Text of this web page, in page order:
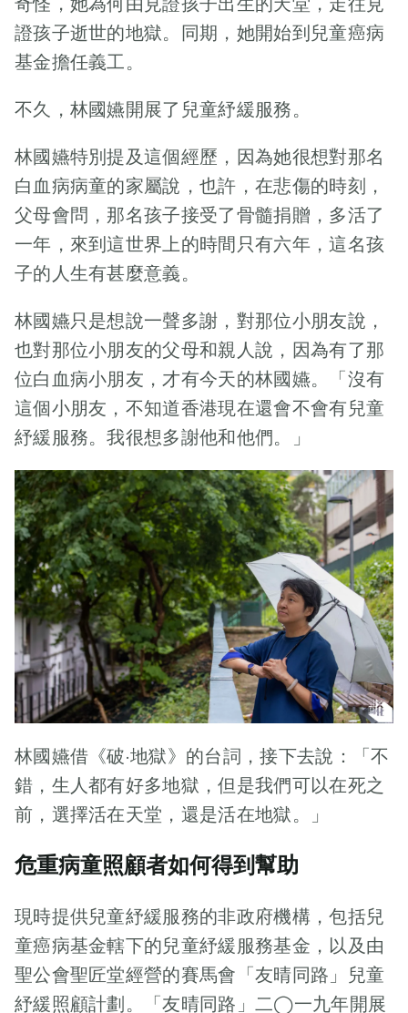
證孩子逝世的地獄。同期，她開始到兒童癌病
基金擔任義工。
不久，林國嬿開展了兒童紓緩服務。
林國嬿特別提及這個經歷，因為她很想對那名
白血病病童的家屬說，也許，在悲傷的時刻，
父母會問，那名孩子接受了骨髓捐贈，多活了
一年，來到這世界上的時間只有六年，這名孩
子的人生有甚麼意義。
林國嬿只是想說一聲多謝，對那位小朋友說，
也對那位小朋友的父母和親人說，因為有了那
位白血病小朋友，才有今天的林國嬿。「沒有
這個小朋友，不知道香港現在還會不會有兒童
紓緩服務。我很想多謝他和他們。」
林國嬿借《破·地獄》的台詞，接下去說：「不
錯，生人都有好多地獄，但是我們可以在死之
前，選擇活在天堂，還是活在地獄。」
危重病童照顧者如何得到幫助
現時提供兒童紓緩服務的非政府機構，包括兒
童癌病基金轄下的兒童紓緩服務基金，以及由
聖公會聖匠堂經營的賽馬會「友晴同路」兒童
紓緩照顧計劃。「友晴同路」二◯一九年開展
新聞稿
【紓緩童
仔突頭痛1
日後腦死
爺爺悲痛：
係我照顧得
佢唔好？
酒店舉行 米奇米
妮、醫護與社福
兒童癌病基金
年開設兒童紓緩
服務，是香港第
一間為晚期癌病
兒童及青少年提
供家居紓緩護理
服務的機構。為
療體系的服務間
隙，2018年成立
了兒童紓緩服務
基金(CPCF)，
致力將服務群延
伸至所有危重症
病童，為孩子和
家庭24/7全天候
地提供身、心、
社、靈的全人和
全方位的照顧。
今年適逢成立五
週年，基金承蒙
香港迪士尼樂園
全力資助，於昨
日（2023年9月
10日）假香港迪
士尼樂園酒店舉
行【「童」行
「帽」動兒童紓
緩服務基金成立
五周年慶典】，
和醫護人員代表
一堂，與米奇老
鼠和米妮老鼠見
證著此重要的里
程碑。 典禮甫開
來身體每況愈
下，精神和力氣
只能上三天，因
休息和進行物理
治療。梓培媽媽
盯着眼前的電動
輪椅，說如果這
輛電動輪椅早點
到，梓培的狀況
差…… 可是，梓
培媽媽心裏明
白，現實中沒有
這麼多「如
果」。 梓培媽媽
說，多年來每當
喪時，她看着愛
笑、花名「蔡四
萬」的兒子，也
會跟着兒子展露
笑容。
文章
目錄 總是惦記
着 陽光燦爛的
日子 復康巴士走
過東區走廊往西
行，朝陽灑落在
梓培的臉上。 梓
培媽媽說，梓培
以前十分精靈活
潑。媽媽對孩子
的回憶，總是那
梓培喜歡跆拳
帶，又喜歡跳爵
士舞，八歲時奪
得全港公開獨舞
大賽爵士舞團體
組亞軍。在巴士
新聞稿